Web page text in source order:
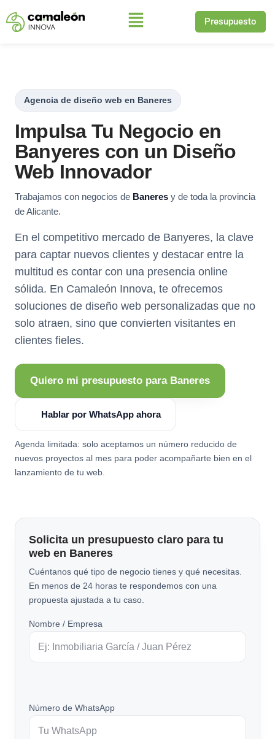
Saltar
Presupuesto
Agencia de diseño web en Baneres
Impulsa Tu Negocio en
Banyeres con un Diseño
Web Innovador
Trabajamos con negocios de Baneres y de toda la provincia
de Alicante.
En el competitivo mercado de Banyeres, la clave
para captar nuevos clientes y destacar entre la
multitud es contar con una presencia online
sólida. En Camaleón Innova, te ofrecemos
soluciones de diseño web personalizadas que no
solo atraen, sino que convierten visitantes en
clientes fieles.
Quiero mi presupuesto para Baneres
Hablar por WhatsApp ahora
Agenda limitada: solo aceptamos un número reducido de
nuevos proyectos al mes para poder acompañarte bien en el
lanzamiento de tu web.
Solicita un presupuesto claro para tu
web en Baneres
Cuéntanos qué tipo de negocio tienes y qué necesitas.
En menos de 24 horas te respondemos con una
propuesta ajustada a tu caso.
Nombre / Empresa
Número de WhatsApp